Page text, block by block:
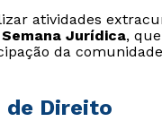
atividades
Semana Jurídica,
da
de Direito